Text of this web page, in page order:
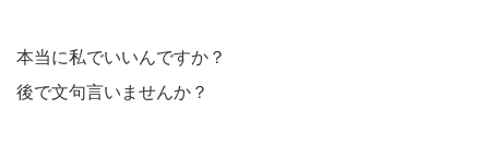
本当に私でいいんですか？
後で文句言いませんか？